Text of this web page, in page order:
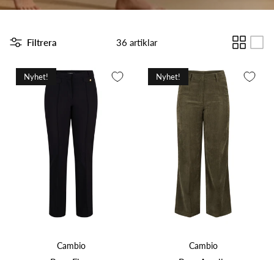
Filtrera 36 artiklar
Nyhet!
Cambio
Nyhet!
Cambio